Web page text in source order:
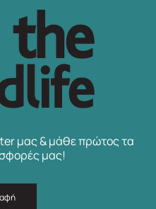
μας & μάθε πρώτος τα
μας!